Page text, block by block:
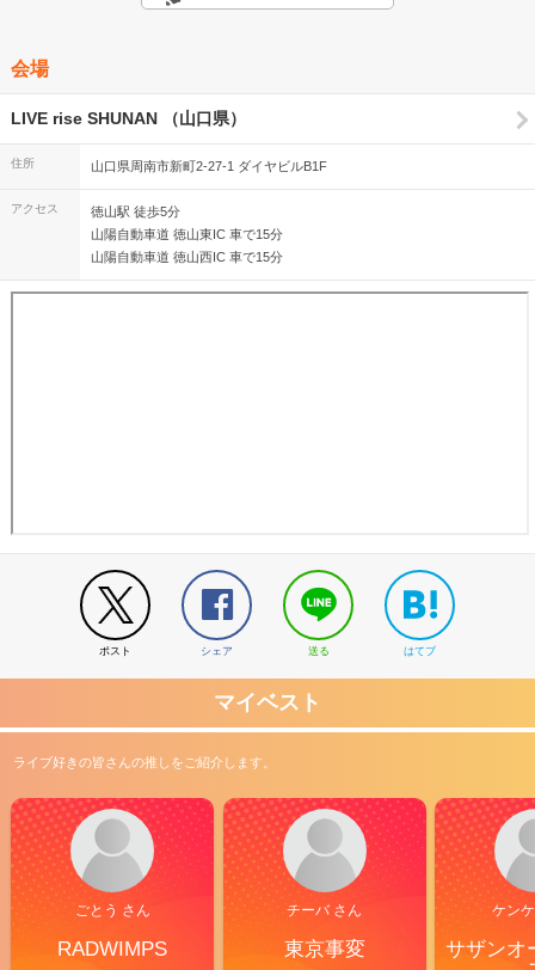
会場
LIVE rise SHUNAN （山口県）
住所 山口県周南市新町2-27-1 ダイヤビルB1F
アクセス
徳山駅 徒歩5分
山陽自動車道 徳山東IC 車で15分
山陽自動車道 徳山西IC 車で15分
ポスト シェア 送る はてブ
マイベスト
ライブ好きの皆さんの推しをご紹介します。
ごとう さん
RADWIMPS
チーバ さん
東京事変
ケン
サザンオ